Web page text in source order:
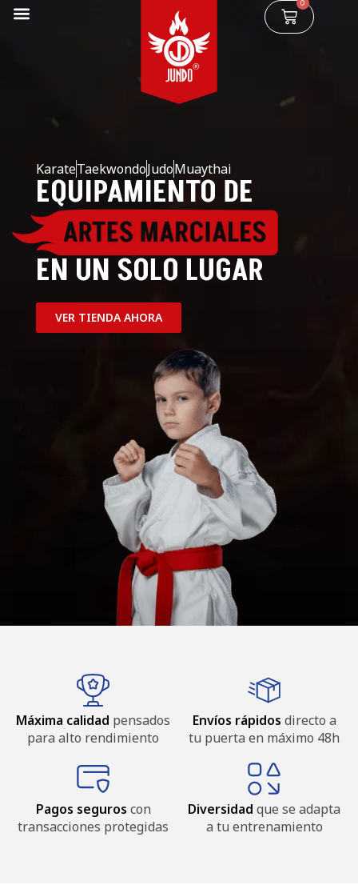
0
KarateTaekwondoJudoMuaythai
EQUIPAMIENTO DE
EN UN SOLO LUGAR
VER TIENDA AHORA
Máxima calidad pensados
para alto rendimiento
Envíos rápidos directo a
tu puerta en máximo 48h
Pagos seguros con
transacciones protegidas
Diversidadque se adapta
a tu entrenamiento